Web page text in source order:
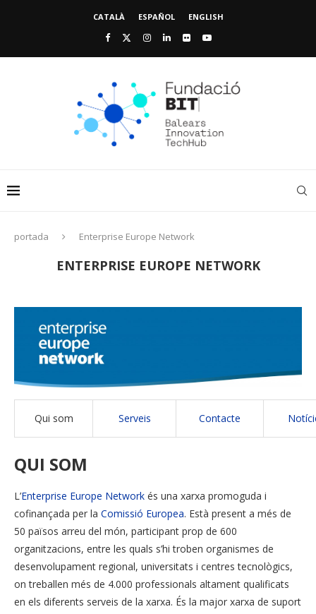
CATALÀ ESPAÑOL ENGLISH
portada Enterprise Europe Network
ENTERPRISE EUROPE NETWORK
Qui som Serveis Contacte
QUI SOM
L’Enterprise Europe Network és una xarxa promoguda i
cofinançada per la Comissió Europea. Està present a més de
50 països arreu del món, participant prop de 600
organitzacions, entre les quals s’hi troben organismes de
desenvolupament regional, universitats i centres tecnològics,
on treballen més de 4.000 professionals altament qualificats
en els diferents serveis de la xarxa. És la major xarxa de suport